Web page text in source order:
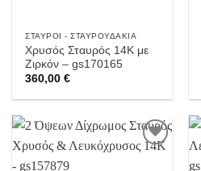
ΣΤΑΥΡΟΊ - ΣΤΑΥΡΟΥΔΆΚΙΑ
Χρυσός Σταυρός 14Κ με
Ζιρκόν – gs170165
360,00€